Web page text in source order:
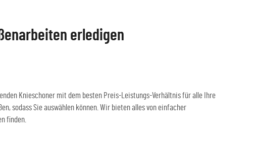
erledigen
Knieschoner mit dem besten Preis-Leistungs-Verhältnis für alle Ihre
sodass Sie auswählen können. Wir bieten alles von einfacher
finden.